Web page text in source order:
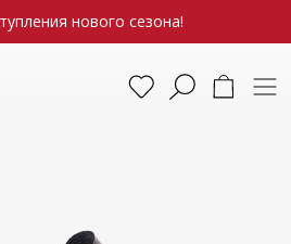
нового сезона!